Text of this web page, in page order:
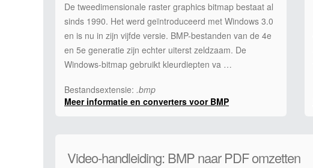
De tweedimensionale raster graphics bitmap bestaat al
sinds 1990. Het werd geïntroduceerd met Windows 3.0
en is nu in zijn vijfde versie. BMP-bestanden van de 4e
en 5e generatie zijn echter uiterst zeldzaam. De
Windows-bitmap gebruikt kleurdiepten va …
Bestandsextensie: .bmp
Meer informatie en converters voor BMP
Video-handleiding: BMP naar PDF omzetten